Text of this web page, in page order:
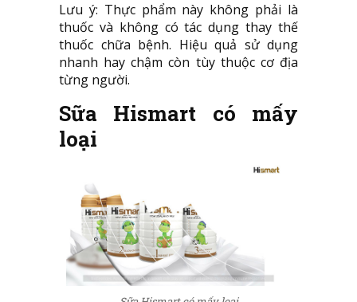
Lưu ý: Thực phẩm này không phải là
thuốc và không có tác dụng thay thế
thuốc chữa bệnh. Hiệu quả sử dụng
nhanh hay chậm còn tùy thuộc cơ địa
từng người.
Sữa Hismart có mấy
loại